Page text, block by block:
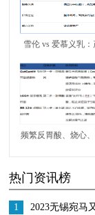
雪伦 vs 爱慕义乳：
品体系与服务体验
频繁反胃酸、烧心
别再陷入边坏边修的
热门资讯榜
1 2023无锡宛马